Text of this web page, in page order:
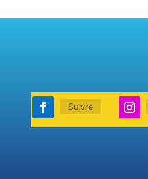
Suivre